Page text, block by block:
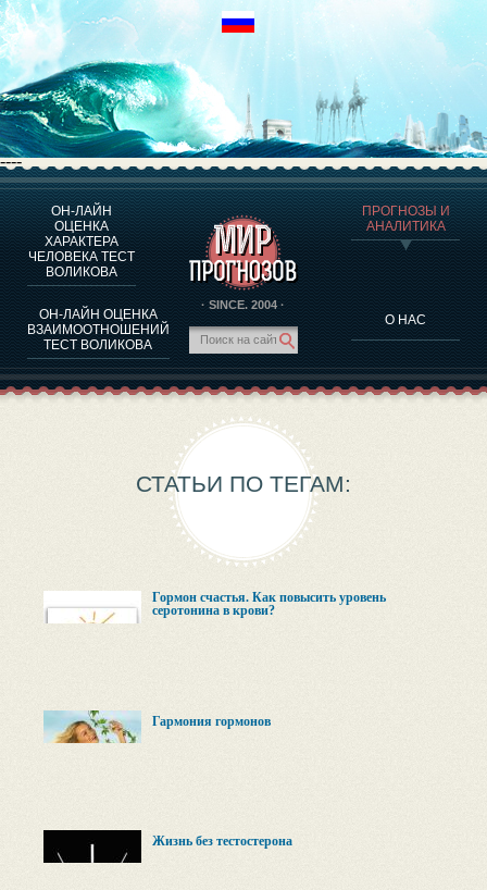
----
ОН-ЛАЙН
ОЦЕНКА
ХАРАКТЕРА
ЧЕЛОВЕКА ТЕСТ
ВОЛИКОВА
ОН-ЛАЙН ОЦЕНКА
ВЗАИМООТНОШЕНИЙ
ТЕСТ ВОЛИКОВА
· SINCE. 2004 ·
ПРОГНОЗЫ И
АНАЛИТИКА
О НАС
О ПРОГРАММЕ
ОЦЕНКА ХАРАКТЕРA ЧЕЛОВЕКА
ОЦЕНКА ХАРАКТЕРА ВЫДАЮЩИХСЯ ЛИЧНОСТЕЙ
О ПРОГРАММЕ
ТЕСТ НА СОВМЕСТИМОСТЬ ВОЛИКОВА
ПРОГНОЗЫ И АНАЛИТИКА
СТАТЬИ ПО ТЕГАМ:
Гормон счастья. Как повысить уровень
серотонина в крови?
Гармония гормонов
Жизнь без тестостерона